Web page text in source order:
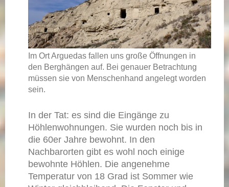
Im Ort Arguedas fallen uns große Öffnungen in
den Berghängen auf. Bei genauer Betrachtung
müssen sie von Menschenhand angelegt worden
sein.
In der Tat: es sind die Eingänge zu
Höhlenwohnungen. Sie wurden noch bis in
die 60er Jahre bewohnt. In den
Nachbarorten gibt es wohl noch einige
bewohnte Höhlen. Die angenehme
Temperatur von 18 Grad ist Sommer wie